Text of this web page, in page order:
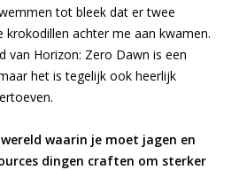
tot bleek dat er twee
krokodillen achter me aan kwamen.
van Horizon: Zero Dawn is een
het is tegelijk ook heerlijk
waarin je moet jagen en
dingen craften om sterker